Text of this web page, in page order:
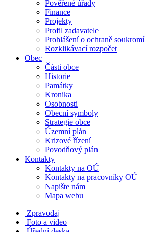
Pověřené úřady
Finance
Projekty
Profil zadavatele
Prohlášení o ochraně soukromí
Rozklikávací rozpočet
Obec
Části obce
Historie
Památky
Kronika
Osobnosti
Obecní symboly
Strategie obce
Územní plán
Krizové řízení
Povodňový plán
Kontakty
Kontakty na OÚ
Kontakty na pracovníky OÚ
Napište nám
Mapa webu
Zpravodaj
Foto a video